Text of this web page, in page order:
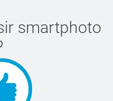
smartphoto